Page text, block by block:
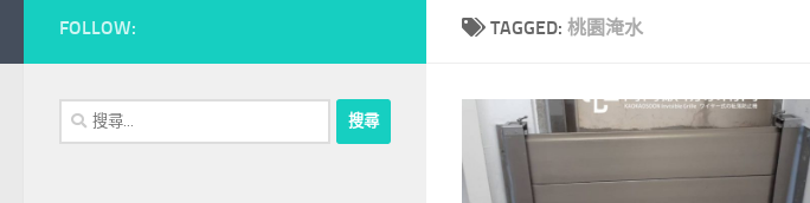
TAGGED: 桃園淹水
FOLLOW:
搜
尋